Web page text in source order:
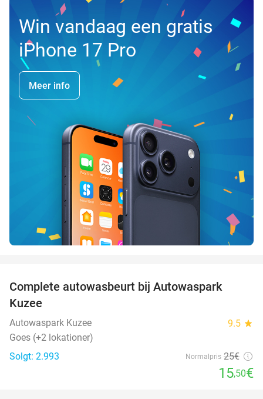
Win vandaag een gratis
iPhone 17 Pro
Meer info
Complete autowasbeurt bij Autowaspark
Kuzee
Autowaspark Kuzee 9.5 star
Goes (+2 lokationer)
Solgt: 2.993
Normalpris 25€
15,50€